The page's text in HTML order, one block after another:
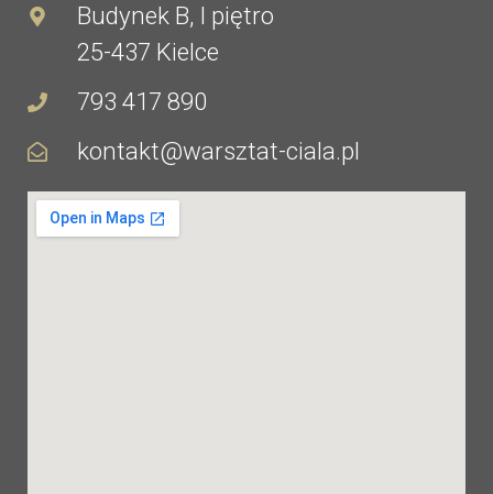
Budynek B, I piętro
25-437 Kielce
793 417 890
kontakt@warsztat-ciala.pl